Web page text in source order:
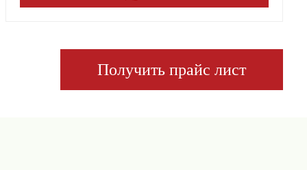
Получить прайс лист